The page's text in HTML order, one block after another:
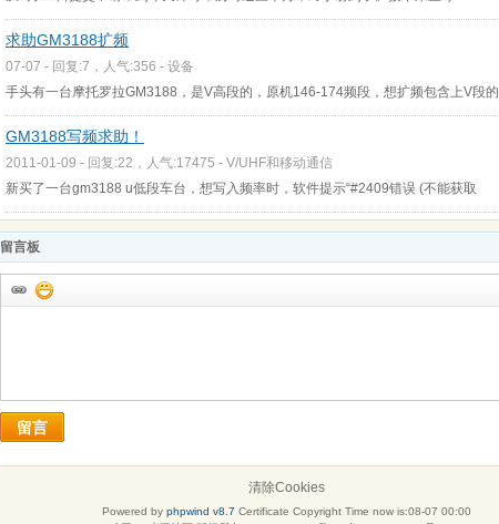
求助GM3188扩频
07-07 - 回复:7，人气:356 - 设备
手头有一台摩托罗拉GM3188，是V高段的，原机146-174频段，想扩频包含上V段的
GM3188写频求助！
2011-01-09 - 回复:22，人气:17475 - V/UHF和移动通信
新买了一台gm3188 u低段车台，想写入频率时，软件提示“#2409错误 (不能获取
留言板
留言
清除Cookies
Powered by phpwind v8.7 Certificate Copyright Time now is:08-07 00:00